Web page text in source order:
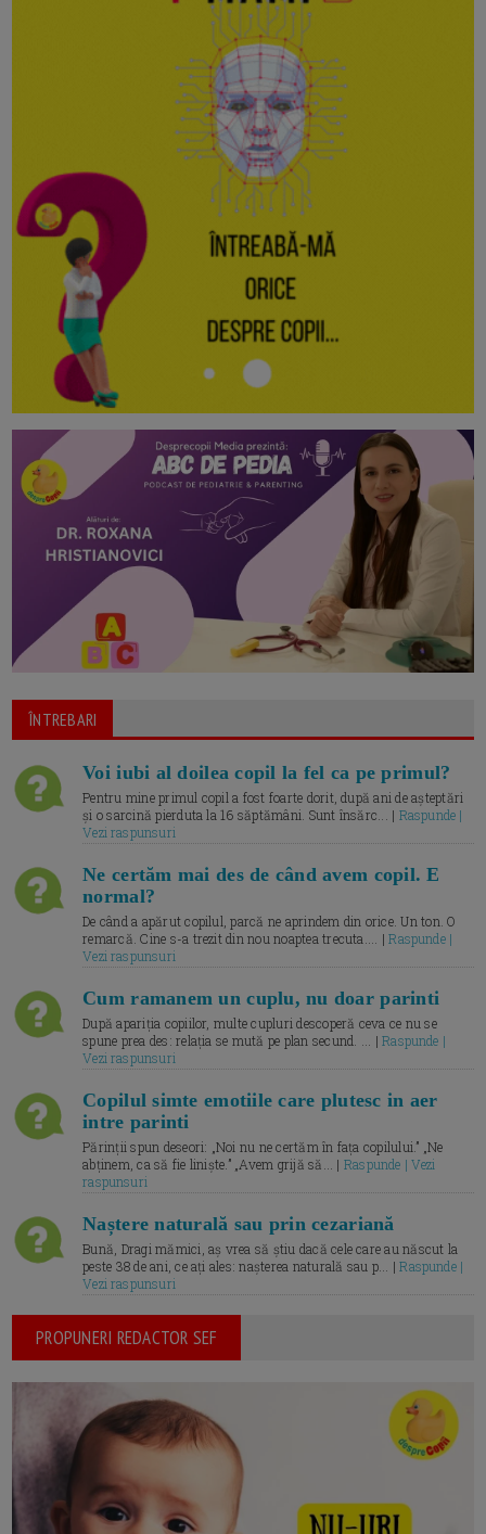
ÎNTREBARI
Voi iubi al doilea copil la fel ca pe primul?
Pentru mine primul copil a fost foarte dorit, după ani de așteptări
și o sarcină pierduta la 16 săptămâni. Sunt însărc... | Raspunde |
Vezi raspunsuri
Ne certăm mai des de când avem copil. E
normal?
De când a apărut copilul, parcă ne aprindem din orice. Un ton. O
remarcă. Cine s-a trezit din nou noaptea trecuta.... |Raspunde |
Vezi raspunsuri
Cum ramanem un cuplu, nu doar parinti
După apariția copiilor, multe cupluri descoperă ceva ce nu se
spune prea des: relația se mută pe plan secund. ... |Raspunde |
Vezi raspunsuri
Copilul simte emotiile care plutesc in aer
intre parinti
Părinții spun deseori: „Noi nu ne certăm în fața copilului.” „Ne
abținem, ca să fie liniște.” „Avem grijă să... | Raspunde | Vezi
raspunsuri
Naștere naturală sau prin cezariană
Bună, Dragi mămici, aș vrea să știu dacă cele care au născut la
peste 38 de ani, ce ați ales: nașterea naturală sau p... |Raspunde |
Vezi raspunsuri
PROPUNERI REDACTOR SEF